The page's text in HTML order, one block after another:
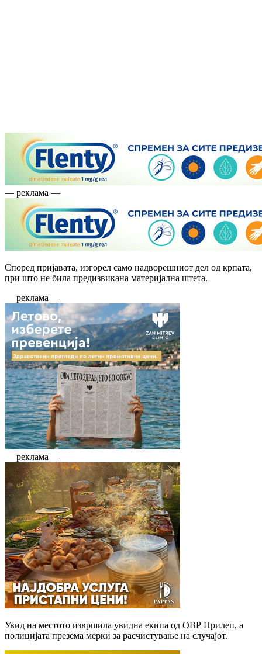
— реклама —
Според пријавата, изгорел само надворешниот дел од крпата,
при што не била предизвикана материјална штета.
— реклама —
— реклама —
Увид на местото извршила увидна екипа од ОВР Прилеп, а
полицијата презема мерки за расчистување на случајот.